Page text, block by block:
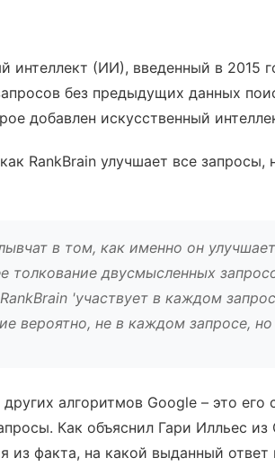
интеллект (ИИ), введенный в 2015
без предыдущих данных
добавлен искусственный
RankBrain улучшает все запросы,
в том, как именно он
толкование двусмысленных
'участвует в каждом
вероятно, не в каждом запросе,
алгоритмов Google – это его
Как объяснил Гари Илльес из
из факта, на какой выданный ответ